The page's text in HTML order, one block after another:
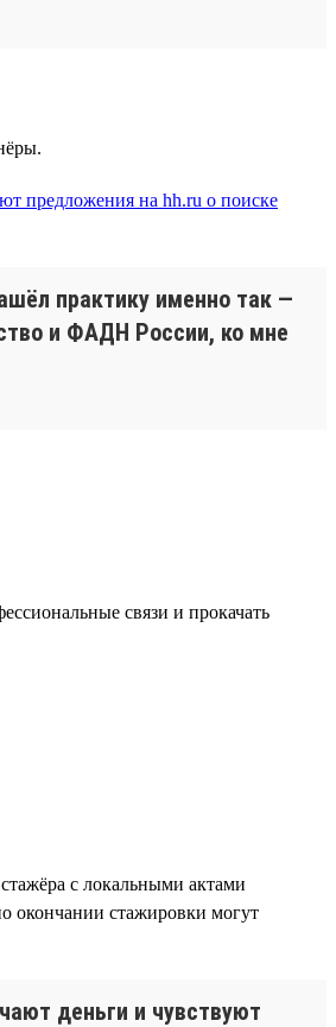
предложения на hh.ru о поиске
практику именно так —
и ФАДН России, ко мне
связи и прокачать
с локальными актами
окончании стажировки могут
деньги и чувствуют